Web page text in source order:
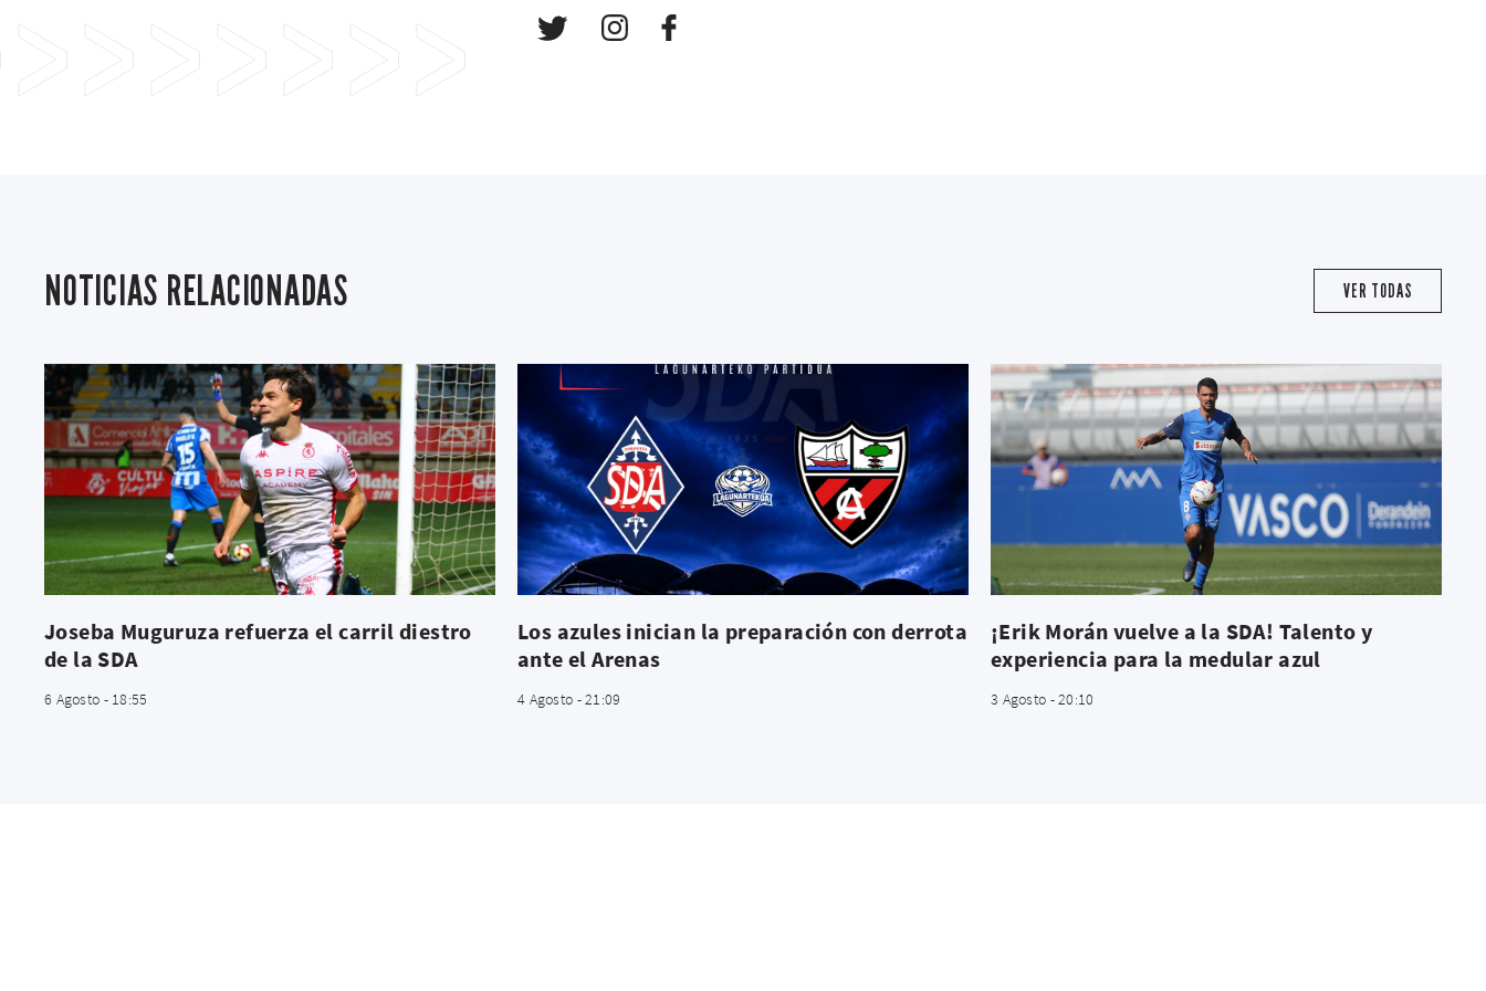
NOTICIAS RELACIONADAS VER TODAS
Joseba Muguruza refuerza el carril diestro
de la SDA
6 Agosto - 18:55
Los azules inician la preparación con derrota
ante el Arenas
4 Agosto - 21:09
¡Erik Morán vuelve a la SDA! Talento y
experiencia para la medular azul
3 Agosto - 20:10